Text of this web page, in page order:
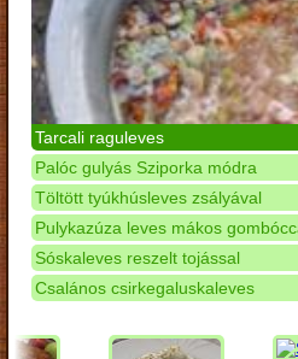
Tarcali raguleves
Palóc gulyás Sziporka módra
Töltött tyúkhúsleves zsályával
Pulykazúza leves mákos
Sóskaleves reszelt tojással
Csalános csirkegaluskaleves